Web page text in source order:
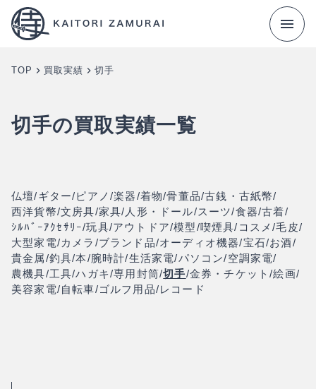
TOP 買取実績 切手
切手の買取実績一覧
仏壇/ギター/ピアノ/楽器/着物/骨董品/古銭・古紙幣/
西洋貨幣/文房具/家具/ 人形・ドール/スーツ/食器/古着/
ｼﾙﾊﾞｰｱｸｾｻﾘｰ/玩具/アウトドア/模型/喫煙具/ コスメ/毛皮/
大型家電/カメラ /ブランド品/オーディオ機器/宝石/お酒/
貴金属/釣具/本/腕時計/生活家電/パソコン/空調家電/
農機具/工具/ハガキ/専用封筒/切手/金券・チケット/絵画/
美容家電/自転車/ゴルフ用品/レコード